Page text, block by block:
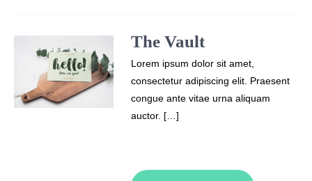
The Vault
Lorem ipsum dolor sit amet,
consectetur adipiscing elit. Praesent
congue ante vitae urna aliquam
auctor. […]